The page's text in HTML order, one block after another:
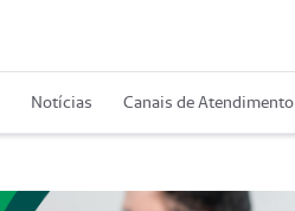
Notícias Canais de Atendimento